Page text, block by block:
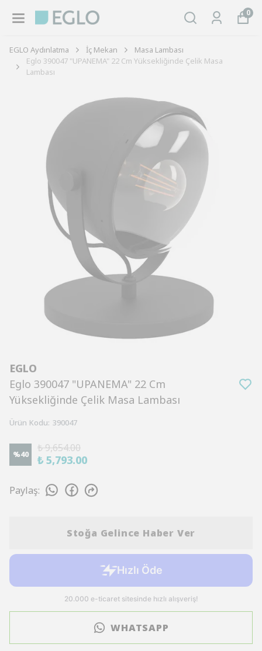
0
EGLO Aydınlatma İç Mekan
Masa Lambası
Eglo 390047 "UPANEMA" 22 Cm Yüksekliğinde Çelik Masa
Lambası
EGLO
Eglo 390047 "UPANEMA" 22 Cm
Yüksekliğinde Çelik Masa Lambası
Ürün Kodu: 390047
%40
₺ 9,654.00
₺ 5,793.00
Paylaş:
Stoğa Gelince Haber Ver
WHATSAPP